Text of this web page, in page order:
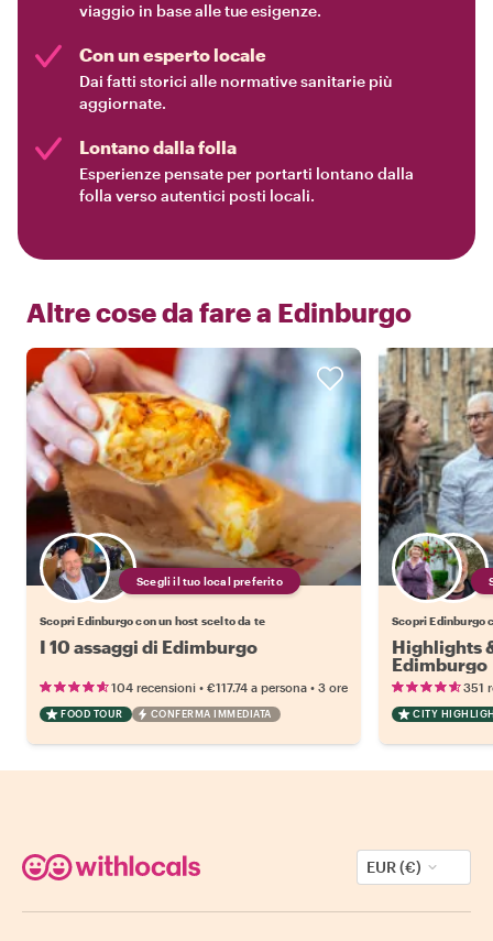
viaggio in base alle tue esigenze.
Con un esperto locale
Dai fatti storici alle normative sanitarie più
aggiornate.
Lontano dalla folla
Esperienze pensate per portarti lontano dalla
folla verso autentici posti locali.
Altre cose da fare a Edinburgo
Scegli il tuo local preferito
Scopri Edinburgo con un host scelto da te
I 10 assaggi di Edimburgo
104 recensioni • €117.74 a persona • 3 ore
FOOD TOUR CONFERMA IMMEDIATA
Scopri Edinburgo
Highlights
Edimburgo
351
CITY
EUR (€)